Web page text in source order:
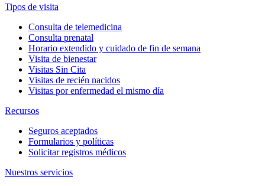
Tipos de visita
Consulta de telemedicina
Consulta prenatal
Horario extendido y cuidado de fin de semana
Visita de bienestar
Visitas Sin Cita
Visitas de recién nacidos
Visitas por enfermedad el mismo día
Recursos
Seguros aceptados
Formularios y políticas
Solicitar registros médicos
Nuestros servicios